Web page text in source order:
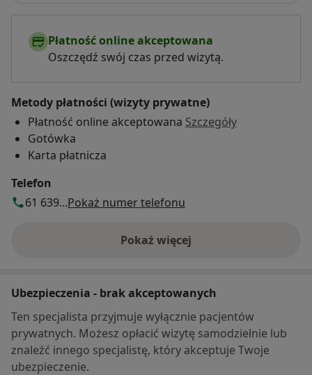
Płatność online akceptowana
Oszczędź swój czas przed wizytą.
Metody płatności (wizyty prywatne)
Płatność online akceptowana Szczegóły
Gotówka
Karta płatnicza
Telefon
61 639...Pokaż numer telefonu
Pokaż więcej
o adresie
Ubezpieczenia - brak akceptowanych
Ten specjalista przyjmuje wyłącznie pacjentów
prywatnych. Możesz opłacić wizytę samodzielnie lub
znaleźć innego specjalistę, który akceptuje Twoje
ubezpieczenie.